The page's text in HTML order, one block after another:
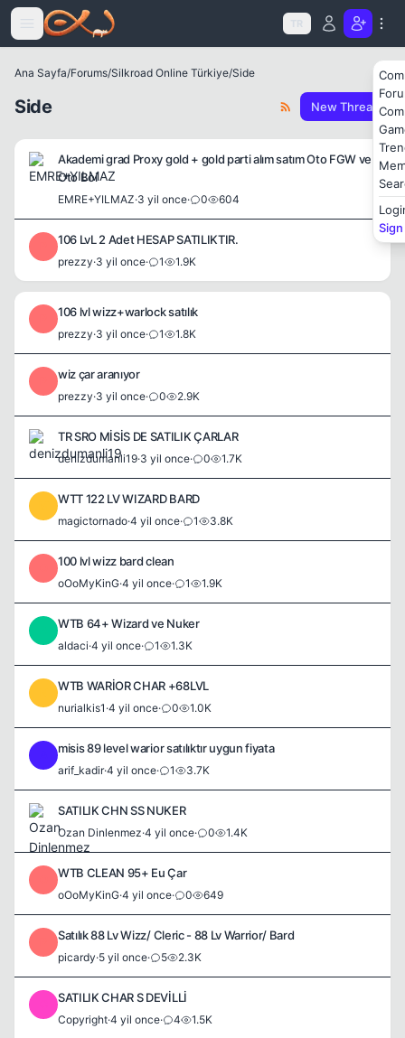
Icerige atla
TR
Ana Sayfa/Forums/Silkroad Online Türkiye/Side
Side New Thread
Akademi grad Proxy gold + gold parti alım satım Oto FGW ve
Oto Boi
EMRE+YILMAZ·3 yil once· 0 604
106 LvL 2 Adet HESAP SATILIKTIR.
prezzy·3 yil once· 1 1.9K
106 lvl wizz+warlock satılık
prezzy·3 yil once· 1 1.8K
wiz çar aranıyor
prezzy·3 yil once· 0 2.9K
TR SRO MİSİS DE SATILIK ÇARLAR
denizdumanli19·3 yil once· 0 1.7K
WTT 122 LV WIZARD BARD
magictornado·4 yil once· 1 3.8K
100 lvl wizz bard clean
oOoMyKinG·4 yil once· 1 1.9K
WTB 64+ Wizard ve Nuker
aldaci·4 yil once· 1 1.3K
WTB WARİOR CHAR +68LVL
nurialkis1 ·4 yil once· 0 1.0K
misis 89 level warior satılıktır uygun fiyata
arif_kadir·4 yil once· 1 3.7K
SATILIK CHN SS NUKER
Ozan Dinlenmez·4 yil once· 0 1.4K
WTB CLEAN 95+ Eu Çar
oOoMyKinG·4 yil once· 0 649
Satılık 88 Lv Wizz/ Cleric - 88 Lv Warrior/ Bard
picardy·5 yil once· 5 2.3K
SATILIK CHAR S DEVİLLİ
Copyright·4 yil once· 4 1.5K